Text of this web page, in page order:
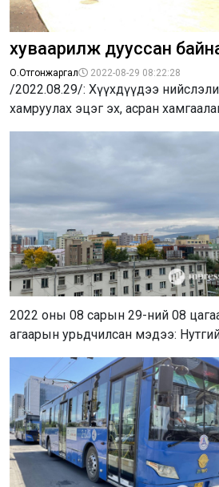
хуваарилж дууссан
О.Отгонжаргал 2022-08-29 08:22:28
/2022.08.29/: Хүүхдүүдээ
хамруулах эцэг эх, асран
2022 оны 08 сарын 29-ний 08
агаарын урьдчилсан мэдээ: